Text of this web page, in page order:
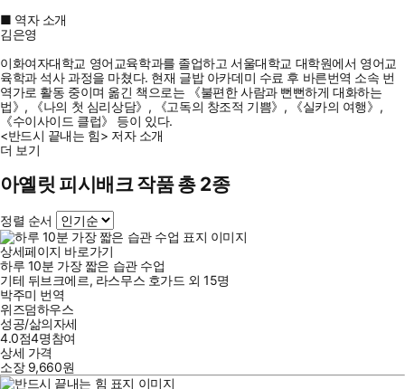
■ 역자 소개
김은영
이화여자대학교 영어교육학과를 졸업하고 서울대학교 대학원에서 영어교
육학과 석사 과정을 마쳤다. 현재 글밥 아카데미 수료 후 바른번역 소속 번
역가로 활동 중이며 옮긴 책으로는 《불편한 사람과 뻔뻔하게 대화하는
법》, 《나의 첫 심리상담》, 《고독의 창조적 기쁨》, 《실카의 여행》,
《수이사이드 클럽》 등이 있다.
<반드시 끝내는 힘> 저자 소개
더 보기
아옐릿 피시배크 작품 총 2종
정렬 순서
상세페이지 바로가기
하루 10분 가장 짧은 습관 수업
기테 뒤브크에르, 라스무스 호가드 외15명
박주미 번역
위즈덤하우스
성공/삶의자세
4.0점4명참여
상세 가격
소장 9,660원